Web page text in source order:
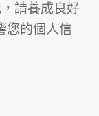
請養成良好
您的個人信